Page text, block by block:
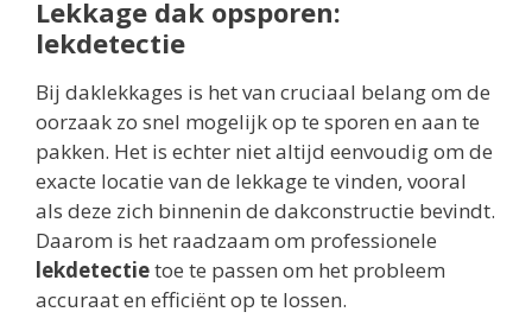
Lekkage dak opsporen:
lekdetectie
Bij daklekkages is het van cruciaal belang om de
oorzaak zo snel mogelijk op te sporen en aan te
pakken. Het is echter niet altijd eenvoudig om de
exacte locatie van de lekkage te vinden, vooral
als deze zich binnenin de dakconstructie bevindt.
Daarom is het raadzaam om professionele
lekdetectietoe te passen om het probleem
accuraat en efficiënt op te lossen.